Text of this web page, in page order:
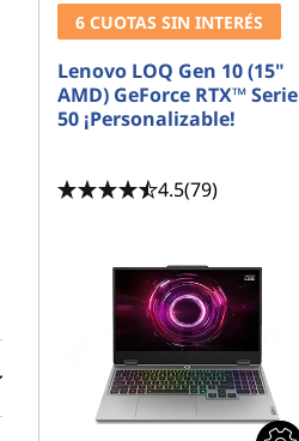
s
t
u
i
a
n
t
r
e
r
n
o
t
s
e
l
e
c
t
e
6 CUOTAS SIN INTERÉS
Lenovo LOQ Gen 10 (15"
AMD) GeForce RTX™ Serie
50 ¡Personalizable!
4.5(79)